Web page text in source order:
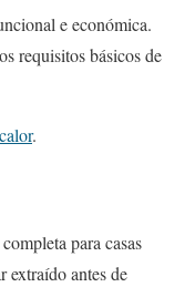
e económica.
requisitos básicos de
.
para casas
extraído antes de